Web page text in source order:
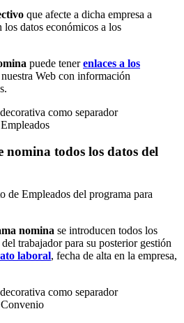
que afecte a dicha empresa a
los datos económicos a los
puede tenerenlaces a los
nuestra Web con información
nomina todos los datos del
nomina se introducen todos los
trabajador para su posterior gestión
laboral, fecha de alta en la empresa,